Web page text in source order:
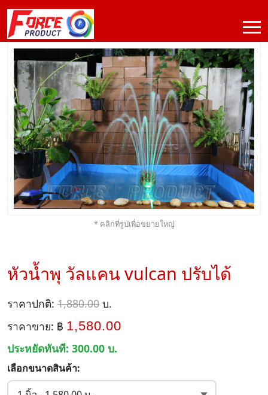
* คลิกที่รูปเพื่อขยายใหญ่
หัวน้ำพุ วัลแคน vulcan ปรับได้
ราคาปกติ: 1,880.00 บ.
ราคาขาย: ฿ 1,580.00
ประหยัดทันที: 300.00 บ.
เลือกขนาดสินค้า: